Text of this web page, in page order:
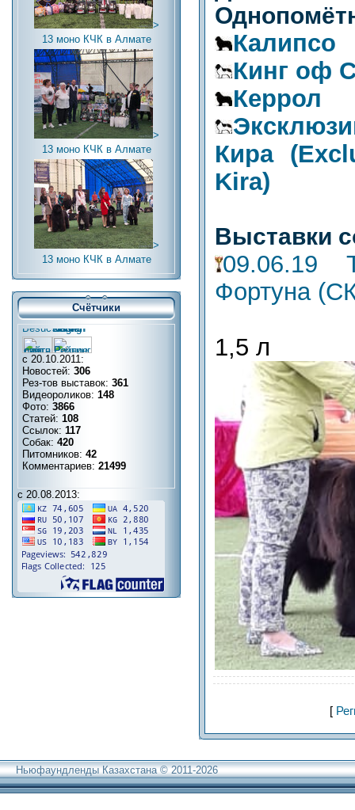
>
13 моно КЧК в Алмате
>
13 моно КЧК в Алмате
>
13 моно КЧК в Алмате
Счётчики
с 20.10.2011:
Новостей: 306
Рез-тов выставок: 361
Видеороликов: 148
Фото: 3866
Статей: 108
Ссылок: 117
Собак: 420
Питомников: 42
Комментариев: 21499
с 20.08.2013:
Калипсо
Кинг оф
Керрол
Кира
Kira)
Выставки
09.06.19
Фортуна
1,5 л
[
Ньюфаундленды Казахстана © 2011-2026